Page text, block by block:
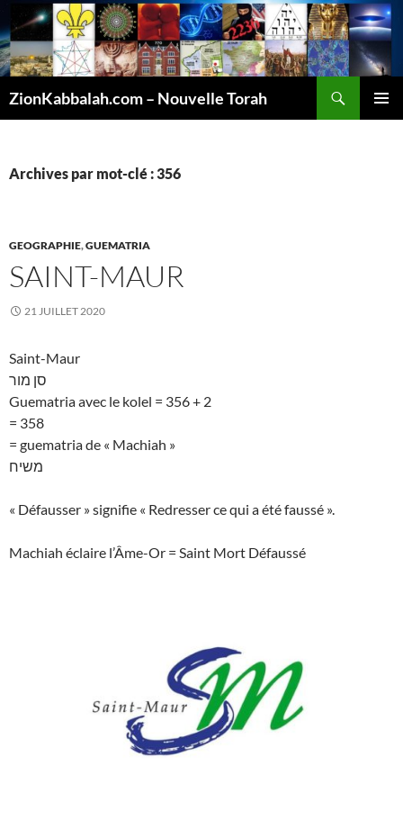
ZionKabbalah.com – Nouvelle Torah
Archives par mot-clé : 356
GEOGRAPHIE,GUEMATRIA
SAINT-MAUR
21 JUILLET 2020
Saint-Maur
סן מור
Guematria avec le kolel = 356 + 2
= 358
= guematria de « Machiah »
משיח
« Défausser » signifie « Redresser ce qui a été faussé ».
Machiah éclaire l’Âme-Or = Saint Mort Défaussé